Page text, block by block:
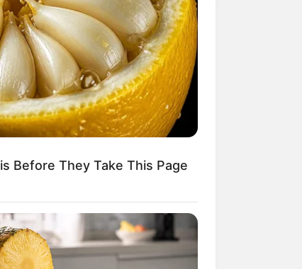
Before They Take This Page